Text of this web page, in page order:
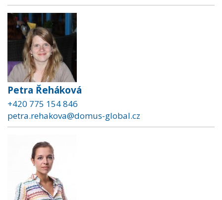
Petra Řeháková
+420 775 154 846
petra.rehakova@domus-global.cz